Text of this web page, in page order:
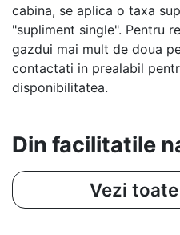
cabina, se aplica o taxa
"supliment single". Pentru
gazdui mai mult de doua
contactati in prealabil
disponibilitatea.
Din facilitatile
Vezi